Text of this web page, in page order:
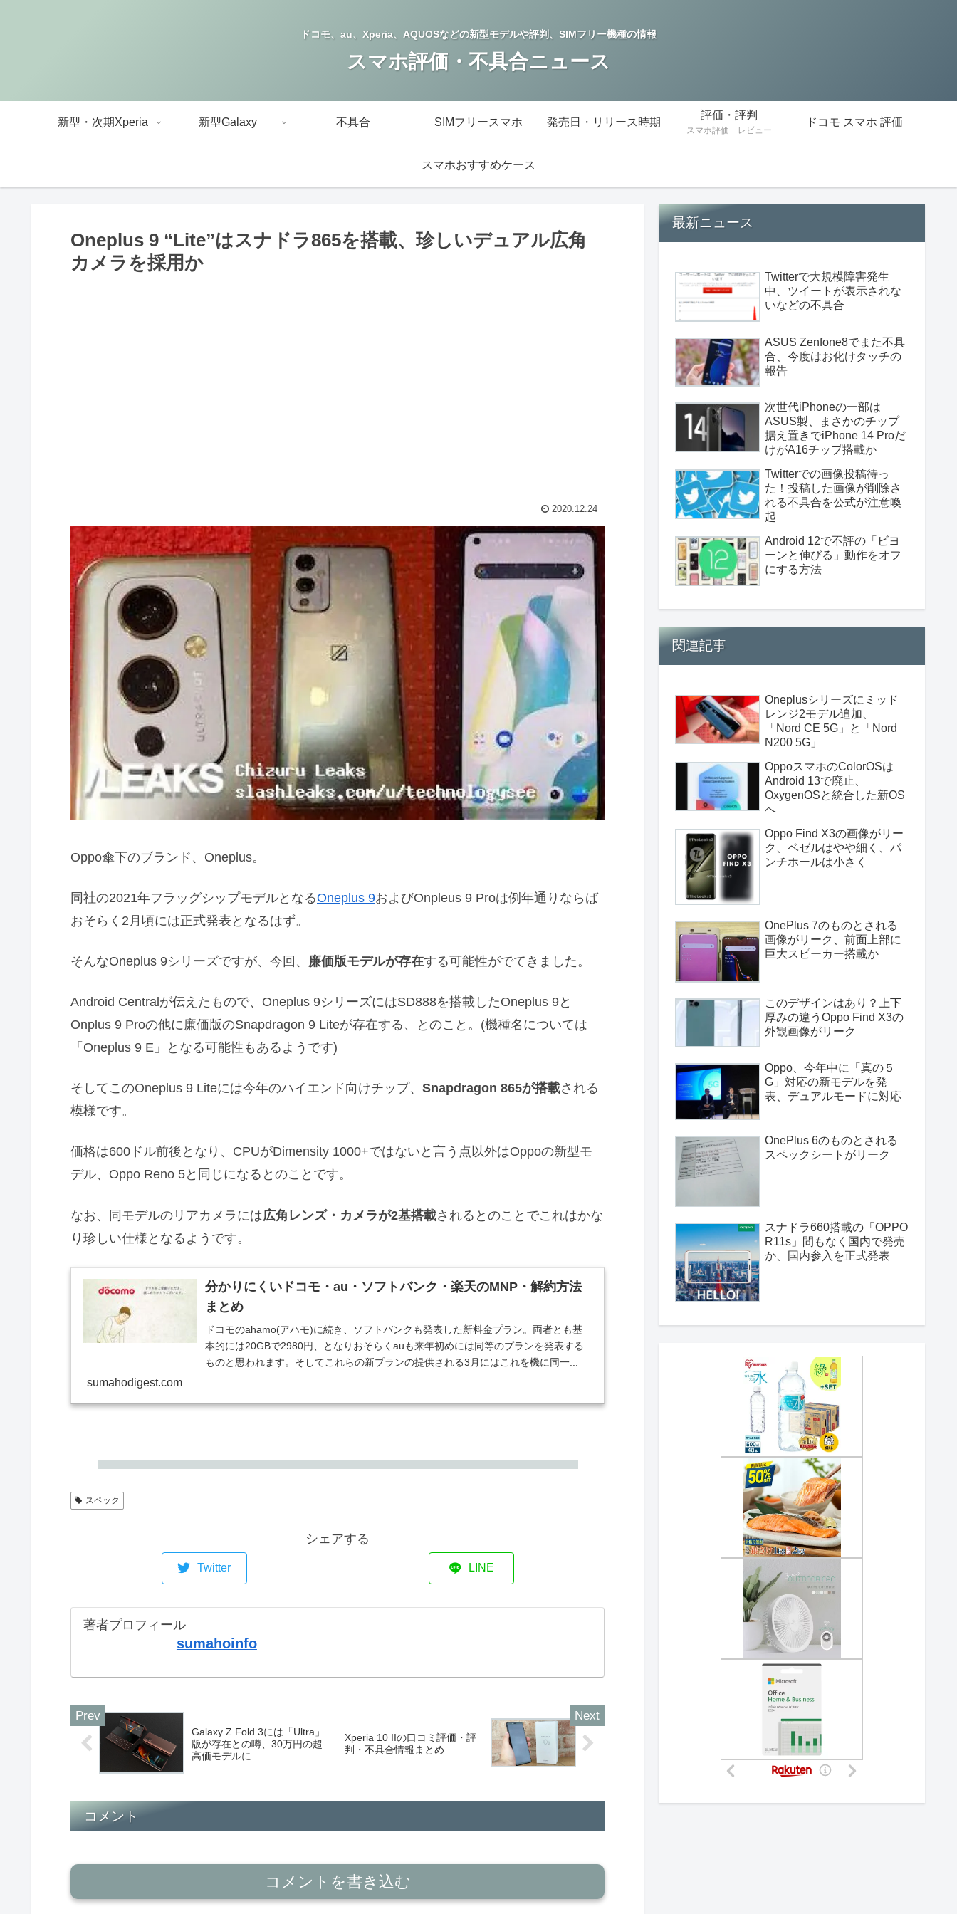
ドコモ、au、Xperia、AQUOSなどの新型モデルや評判、SIMフリー機種の情報
スマホ評価・不具合ニュース
新型・次期Xperia 新型Galaxy 不具合 SIMフリースマホ 発売日・リリース時期
評価・評判
スマホ評価 レビュー
ドコモ スマホ 評価
スマホおすすめケース
Oneplus 9 “Lite”はスナドラ865を搭載、珍しいデュアル広角
カメラを採用か
2020.12.24
Oppo傘下のブランド、Oneplus。
同社の2021年フラッグシップモデルとなるOneplus 9およびOnpleus 9 Proは例年通りならば
おそらく2月頃には正式発表となるはず。
そんなOneplus 9シリーズですが、今回、 廉価版モデルが存在する可能性がでてきました。
Android Centralが伝えたもので、Oneplus 9シリーズにはSD888を搭載したOneplus 9と
Onplus 9 Proの他に廉価版のSnapdragon 9 Liteが存在する、とのこと。(機種名については
「Oneplus 9 E」となる可能性もあるようです)
そしてこのOneplus 9 Liteには今年のハイエンド向けチップ、 Snapdragon 865が搭載される
模様です。
価格は600ドル前後となり、CPUがDimensity 1000+ではないと言う点以外はOppoの新型モ
デル、Oppo Reno 5と同じになるとのことです。
なお、同モデルのリアカメラには広角レンズ・カメラが2基搭載されるとのことでこれはかな
り珍しい仕様となるようです。
分かりにくいドコモ・au・ソフトバンク・楽天のMNP・解約方法
まとめ
ドコモのahamo(アハモ)に続き、ソフトバンクも発表した新料金プラン。両者とも基
本的には20GBで2980円、となりおそらくauも来年初めには同等のプランを発表する
ものと思われます。そしてこれらの新プランの提供される3月にはこれを機に同一...
sumahodigest.com
スペック
シェアする
Twitter LINE
著者プロフィール
sumahoinfo
Galaxy Z Fold 3には「Ultra」
版が存在との噂、30万円の超
高価モデルに
Xperia 10 IIの口コミ評価・評
判・不具合情報まとめ
コメント
コメントを書き込む
最新ニュース
Twitterで大規模障害発生
中、ツイートが表示されな
いなどの不具合
ASUS Zenfone8でまた不具
合、今度はお化けタッチの
報告
次世代iPhoneの一部は
ASUS製、まさかのチップ
据え置きでiPhone 14 Proだ
けがA16チップ搭載か
Twitterでの画像投稿待っ
た！投稿した画像が削除さ
れる不具合を公式が注意喚
起
Android 12で不評の「ビヨ
ーンと伸びる」動作をオフ
にする方法
関連記事
Oneplusシリーズにミッド
レンジ2モデル追加、
「Nord CE 5G」と「Nord
N200 5G」
OppoスマホのColorOSは
Android 13で廃止、
OxygenOSと統合した新OS
へ
Oppo Find X3の画像がリー
ク、ベゼルはやや細く、パ
ンチホールは小さく
OnePlus 7のものとされる
画像がリーク、前面上部に
巨大スピーカー搭載か
このデザインはあり？上下
厚みの違うOppo Find X3の
外観画像がリーク
Oppo、今年中に「真の５
G」対応の新モデルを発
表、デュアルモードに対応
OnePlus 6のものとされる
スペックシートがリーク
スナドラ660搭載の「OPPO
R11s」間もなく国内で発売
か、国内参入を正式発表